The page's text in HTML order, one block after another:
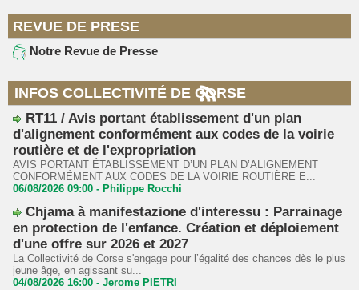
REVUE DE PRESE
Notre Revue de Presse
INFOS COLLECTIVITÉ DE CORSE
RT11 / Avis portant établissement d'un plan
d'alignement conformément aux codes de la voirie
routière et de l'expropriation
AVIS PORTANT ÉTABLISSEMENT D’UN PLAN D’ALIGNEMENT
CONFORMÉMENT AUX CODES DE LA VOIRIE ROUTIÈRE E...
06/08/2026 09:00 - Philippe Rocchi
Chjama à manifestazione d'interessu : Parrainage
en protection de l'enfance. Création et déploiement
d'une offre sur 2026 et 2027
La Collectivité de Corse s'engage pour l’égalité des chances dès le plus
jeune âge, en agissant su...
04/08/2026 16:00 - Jerome PIETRI